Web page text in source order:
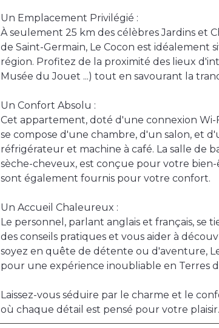
Un Emplacement Privilégié :
À seulement 25 km des célèbres Jardins et
de Saint-Germain, Le Cocon est idéalement
région. Profitez de la proximité des lieux
Musée du Jouet ...) tout en savourant la
Un Confort Absolu :
Cet appartement, doté d'une connexion
se compose d'une chambre, d'un salon, et
réfrigérateur et machine à café. La salle de
sèche-cheveux, est conçue pour votre
sont également fournis pour votre confort.
Un Accueil Chaleureux :
Le personnel, parlant anglais et français, se
des conseils pratiques et vous aider à
soyez en quête de détente ou d'aventure,
pour une expérience inoubliable en Terres
Laissez-vous séduire par le charme et le
où chaque détail est pensé pour votre plaisir.